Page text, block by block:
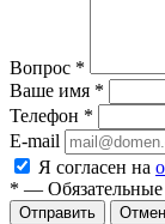
Вопрос *
Ваше имя *
Телефон *
E-mail
Я согласен на
* — Обязательные